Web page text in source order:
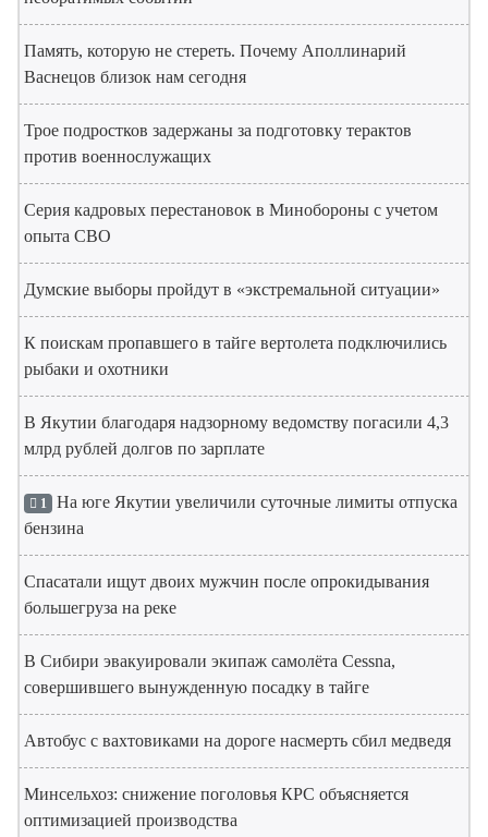
Память, которую не стереть. Почему Аполлинарий
Васнецов близок нам сегодня
Трое подростков задержаны за подготовку терактов
против военнослужащих
Серия кадровых перестановок в Минобороны с учетом
опыта СВО
Думские выборы пройдут в «экстремальной ситуации»
К поискам пропавшего в тайге вертолета подключились
рыбаки и охотники
В Якутии благодаря надзорному ведомству погасили 4,3
млрд рублей долгов по зарплате
1 На юге Якутии увеличили суточные лимиты отпуска
бензина
Спасатали ищут двоих мужчин после опрокидывания
большегруза на реке
В Сибири эвакуировали экипаж самолёта Cessna,
совершившего вынужденную посадку в тайге
Автобус с вахтовиками на дороге насмерть сбил медведя
Минсельхоз: снижение поголовья КРС объясняется
оптимизацией производства